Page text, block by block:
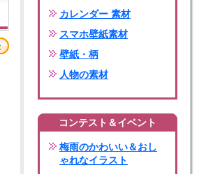
カレンダー 素材
スマホ壁紙素材
壁紙・柄
人物の素材
コンテスト＆イベント
梅雨のかわいい＆おし
ゃれなイラスト